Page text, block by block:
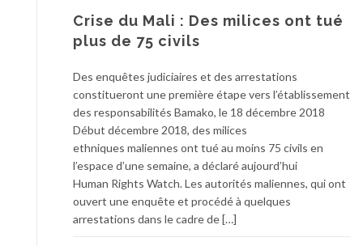
Crise du Mali : Des milices ont tué
plus de 75 civils
Des enquêtes judiciaires et des arrestations
constitueront une première étape vers l’établissement
des responsabilités Bamako, le 18 décembre 2018
Début décembre 2018, des milices
ethniques maliennes ont tué au moins 75 civils en
l’espace d’une semaine, a déclaré aujourd’hui
Human Rights Watch. Les autorités maliennes, qui ont
ouvert une enquête et procédé à quelques
arrestations dans le cadre de […]